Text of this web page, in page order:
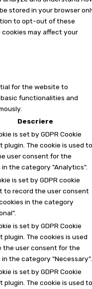
stored in your browser
to opt-out of these
may affect your
for the website to
functionalities and
Descriere
is set by GDPR Cookie
plugin. The cookie is used to
user consent for the
in the category "Analytics".
is set by GDPR cookie
to record the user consent
in the category
is set by GDPR Cookie
plugin. The cookies is used
the user consent for the
in the category "Necessary".
is set by GDPR Cookie
plugin. The cookie is used to